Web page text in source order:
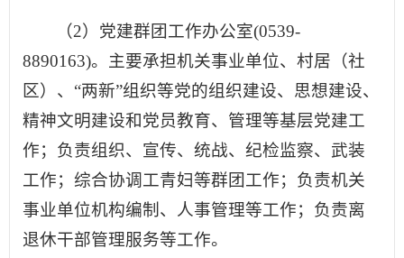
（2）党建群团工作办公室(0539-
8890163)。主要承担机关事业单位、村居（社
区）、“两新”组织等党的组织建设、思想建设、
精神文明建设和党员教育、管理等基层党建工
作；负责组织、宣传、统战、纪检监察、武装
工作；综合协调工青妇等群团工作；负责机关
事业单位机构编制、人事管理等工作；负责离
退休干部管理服务等工作。